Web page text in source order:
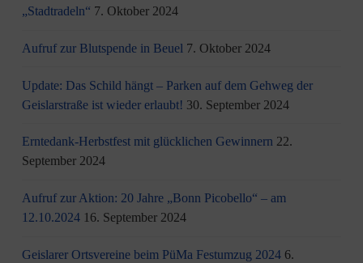
„Stadtradeln“ 7. Oktober 2024
Aufruf zur Blutspende in Beuel 7. Oktober 2024
Update: Das Schild hängt – Parken auf dem Gehweg der
Geislarstraße ist wieder erlaubt! 30. September 2024
Erntedank-Herbstfest mit glücklichen Gewinnern 22.
September 2024
Aufruf zur Aktion: 20 Jahre „Bonn Picobello“ – am
12.10.2024 16. September 2024
Geislarer Ortsvereine beim PüMa Festumzug 2024 6.